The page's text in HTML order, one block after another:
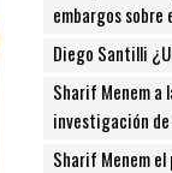
embargos
Diego Santilli
Sharif Menem a
investigación de
Sharif Menem el